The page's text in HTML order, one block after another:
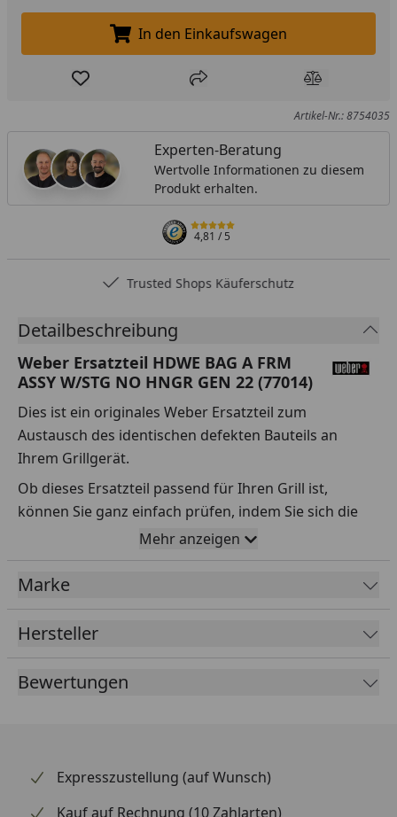
In den Einkaufswagen legen
In den Einkaufswagen
Produkt zur Wunschliste hinzufügen
Teilen Produkt
Artikel-Nr.: 8754035
Experten-Beratung
Wertvolle Informationen zu diesem
Produkt erhalten.
4,81/ 5
Trusted Shops Käuferschutz
Detailbeschreibung
Weber Ersatzteil HDWE BAG A FRM
ASSY W/STG NO HNGR GEN 22 (77014)
Dies ist ein originales Weber Ersatzteil zum
Austausch des identischen defekten Bauteils an
Ihrem Grillgerät.
Ob dieses Ersatzteil passend für Ihren Grill ist,
können Sie ganz einfach prüfen, indem Sie sich die
Explosionszeichnung Ihres Grills anschauen und dort
das betreffende Teil heraussuchen.
Über die Seriennummer Ihres Grillgeräts kommen Sie
ganz einfach zur passenden Explosionszeichnung.
Geben Sie dafür die Seriennummer
Sollte Ihnen nicht bekannt sein, wo Sie die
Abmessungen oder Gewichte zu den Ersatzteilen
Mehr anzeigen
Marke
Hersteller
Bewertungen
Expresszustellung (auf Wunsch)
Kauf auf Rechnung (10 Zahlarten)